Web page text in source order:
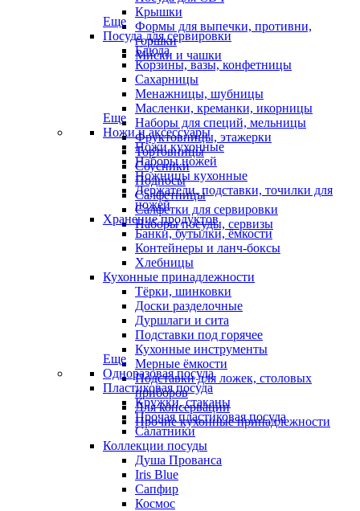
Крышки
Формы для выпечки, противни,
горшки
Миски и чашки
Еще
Посуда для сервировки
Блюда
Корзины, вазы, конфетницы
Сахарницы
Менажницы, шубницы
Масленки, креманки, икорницы
Наборы для специй, мельницы
Фруктовницы, этажерки
Тортовницы
Соусники
Подносы
Салфетницы
Салфетки для сервировки
Наборы посуды, сервизы
Еще
Ножи и аксессуары
Ножи кухонные
Наборы ножей
Ножницы кухонные
Держатели, подставки, точилки для
ножей
Хранение продуктов
Банки, бутылки, ёмкости
Контейнеры и ланч-боксы
Хлебницы
Кухонные принадлежности
Тёрки, шинковки
Доски разделочные
Дуршлаги и сита
Подставки под горячее
Кухонные инструменты
Мерные ёмкости
Подставки для ложек, столовых
приборов
Для консервации
Прочие кухонные принадлежности
Еще
Одноразовая посуда
Пластиковая посуда
Кружки, стаканы
Прочая пластиковая посуда
Салатники
Коллекции посуды
Душа Прованса
Iris Blue
Сапфир
Космос